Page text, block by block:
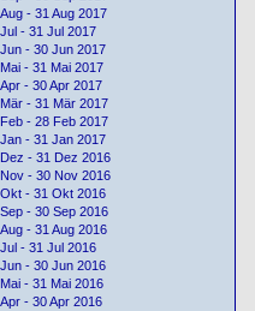
- 31 Aug 2017
- 31 Jul 2017
- 30 Jun 2017
- 31 Mai 2017
- 30 Apr 2017
- 31 Mär 2017
- 28 Feb 2017
- 31 Jan 2017
- 31 Dez 2016
- 30 Nov 2016
- 31 Okt 2016
- 30 Sep 2016
- 31 Aug 2016
- 31 Jul 2016
- 30 Jun 2016
- 31 Mai 2016
- 30 Apr 2016